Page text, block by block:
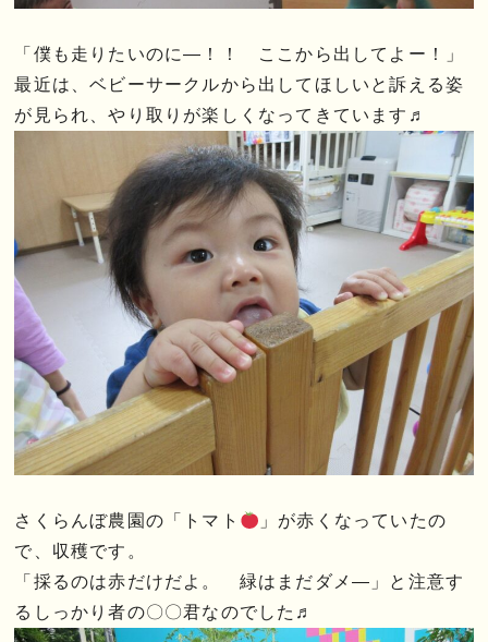
「僕も走りたいのに―！！ ここから出してよー！」
最近は、ベビーサークルから出してほしいと訴える姿
が見られ、やり取りが楽しくなってきています♬
さくらんぼ農園の「トマト
」が赤くなっていたの
で、収穫です。
「採るのは赤だけだよ。 緑はまだダメ―」と注意す
るしっかり者の〇〇君なのでした♬